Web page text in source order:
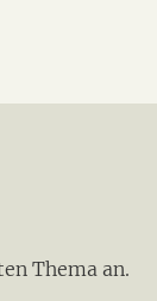
Thema an.